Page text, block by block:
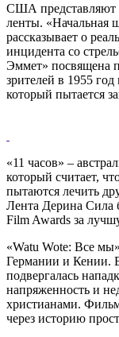
США представляют
ленты. «Начальная
рассказывает о
инцидента со
Эммет» посвящена
зрителей в 1955
который пытается
«11 часов» –
который считает,
пытаются лечить
Лента Дерина Сила
Film Awards за
«Watu Wote: Все
Германии и Кении.
подвергалась
напряженность и
христианами.
через историю